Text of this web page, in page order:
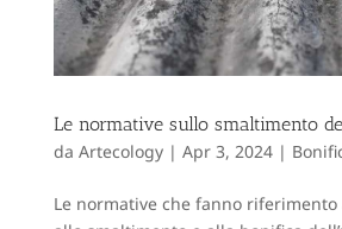
Le normative sullo smaltimento
da Artecology| Apr 3, 2024|
Le normative che fanno